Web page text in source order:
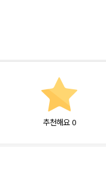
추천해요 0